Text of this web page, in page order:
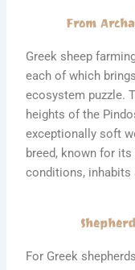
From
Greek sheep
each of which
ecosystem puzzle.
heights of the
exceptionally soft
breed, known for
conditions, inhabits
For Greek